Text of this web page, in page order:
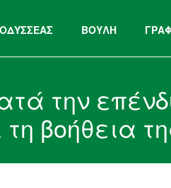
ΟΔΥΣΣΕΑΣ ΒΟΥΛΗ
την
βοήθεια